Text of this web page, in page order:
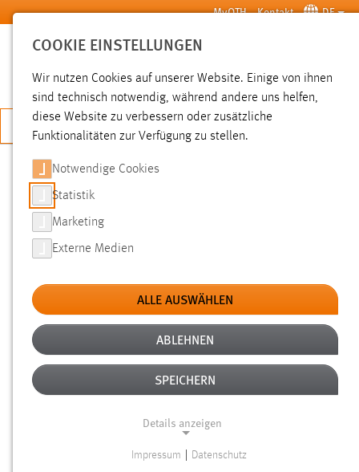
Zum Hauptinhalt springen MyOTH Kontakt DE
SUCHE
JETZT BEWERBEN
SUCHE
FILTER
Typ
Erstellungsdatum
Alter
COOKIE EINSTELLUNGEN
Wir nutzen Cookies auf unserer Website. Einige von ihnen
sind technisch notwendig, während andere uns helfen,
diese Website zu verbessern oder zusätzliche
Funktionalitäten zur Verfügung zu stellen.
Notwendige Cookies
Statistik
Marketing
Externe Medien
ALLE AUSWÄHLEN
ABLEHNEN
SPEICHERN
Details anzeigen
Impressum Datenschutz